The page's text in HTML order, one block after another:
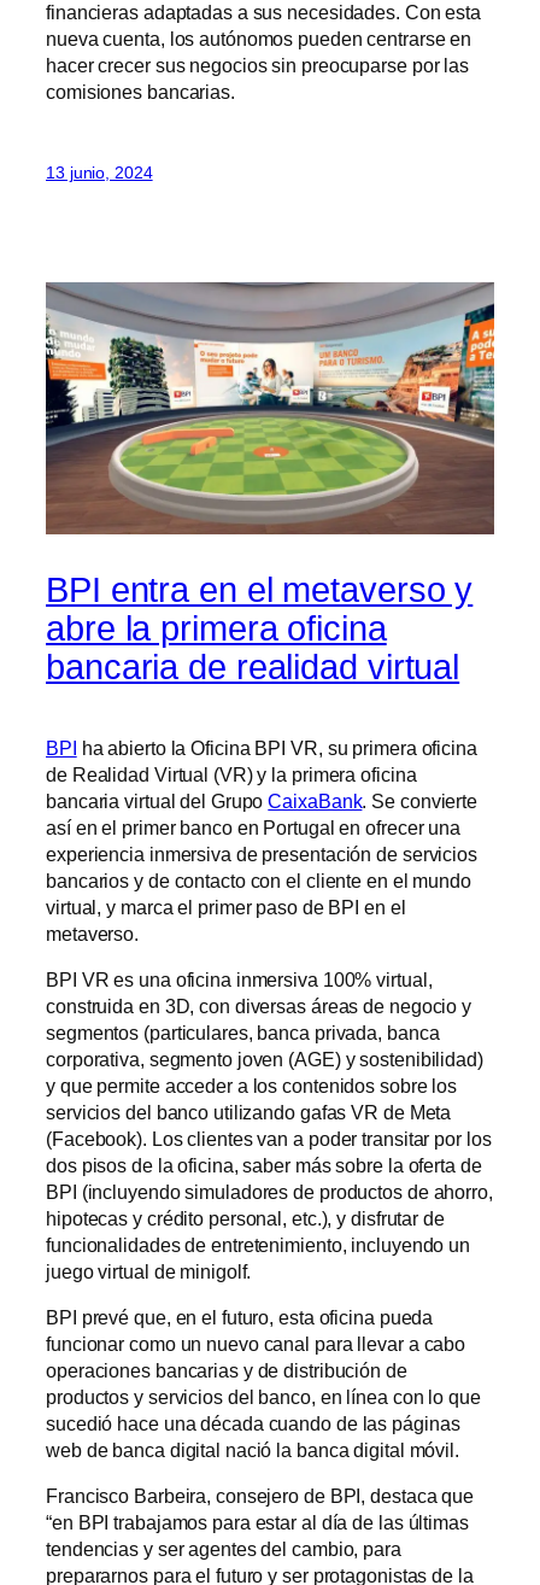
financieras adaptadas a sus necesidades. Con esta
nueva cuenta, los autónomos pueden centrarse en
hacer crecer sus negocios sin preocuparse por las
comisiones bancarias.
13 junio, 2024
BPI entra en el metaverso y
abre la primera oficina
bancaria de realidad virtual
BPI ha abierto la Oficina BPI VR, su primera oficina
de Realidad Virtual (VR) y la primera oficina
bancaria virtual del GrupoCaixaBank. Se convierte
así en el primer banco en Portugal en ofrecer una
experiencia inmersiva de presentación de servicios
bancarios y de contacto con el cliente en el mundo
virtual, y marca el primer paso de BPI en el
metaverso.
BPI VR es una oficina inmersiva 100% virtual,
construida en 3D, con diversas áreas de negocio y
segmentos (particulares, banca privada, banca
corporativa, segmento joven (AGE) y sostenibilidad)
y que permite acceder a los contenidos sobre los
servicios del banco utilizando gafas VR de Meta
(Facebook). Los clientes van a poder transitar por los
dos pisos de la oficina, saber más sobre la oferta de
BPI (incluyendo simuladores de productos de ahorro,
hipotecas y crédito personal, etc.), y disfrutar de
funcionalidades de entretenimiento, incluyendo un
juego virtual de minigolf.
BPI prevé que, en el futuro, esta oficina pueda
funcionar como un nuevo canal para llevar a cabo
operaciones bancarias y de distribución de
productos y servicios del banco, en línea con lo que
sucedió hace una década cuando de las páginas
web de banca digital nació la banca digital móvil.
Francisco Barbeira, consejero de BPI, destaca que
“en BPI trabajamos para estar al día de las últimas
tendencias y ser agentes del cambio, para
prepararnos para el futuro y ser protagonistas de la